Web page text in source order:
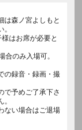
は森ノ宮よしもと
はお席が必要と
のみ入場可。
の録音・録画・撮
で予めご了承下さ
ない場合はご退場